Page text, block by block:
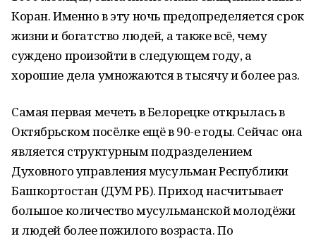
Коран. Именно в эту ночь предопределяется срок
жизни и богатство людей, а также всё, чему
суждено произойти в следующем году, а
хорошие дела умножаются в тысячу и более раз.
Самая первая мечеть в Белорецке открылась в
Октябрьском посёлке ещё в 90-е годы. Сейчас она
является структурным подразделением
Духовного управления мусульман Республики
Башкортостан (ДУМ РБ). Приход насчитывает
большое количество мусульманской молодёжи
и людей более пожилого возраста. По